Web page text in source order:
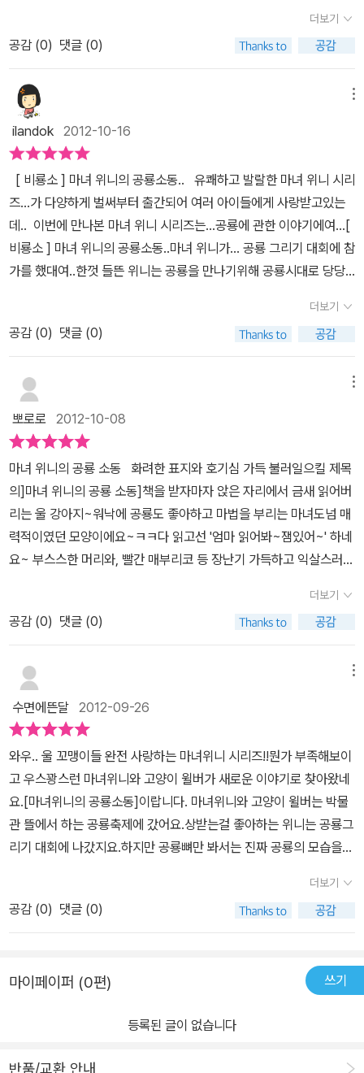
에 넣고 다니는 마술봉과개구리 뒷다리는 빨간코에 앞이 뾰족한 신
발...모두 마녀 위니의 특징적인 캐릭터 입니다.참, 마녀 위니의 주변
녀라는 칭호가 붙었겠지만,위니는 절대 사람들을 헤치거나 하지 않지
요.마녀 위니 시리즈는 보는 이들로 하여금 호기심을 가득 일으켜 주
어요.마녀의 집이 왜 검은색이 되었는지 그 집안의 눈동자들은누구의
것들인지는 앞의 이야기를 봐야겠지만,또, 앞의 시리즈를 모른다고
해서 이야기가 연결되지 않고 그런건 아닌거 같아요.이야기 자체가
아주 유쾌하고 그림도 재미있게 표현되어 있어마녀 위니와 그녀의 친
구 윌버에게도 친근감을 느끼게 됩니다.다음 시리즈에서는 과연 위니
가 또 어떤 소동을 일으킬지벌써부터 기대되는 기분 좋은 유쾌함이
있네요.우리 아이에게 공룡을 만나면 어떻게 할거냐 물어봤거든요.작
초식 공룡은 친하게 지내고 육식 공룡은 눈도 안마주칠거라 합니
다. ㅎㅎ 아이들에게 멋진 상상을 심어주었네요. ^ ^
해서 기발한 그림들을 만나는 행복을 안겨주었다. 특히 한국 어린이
들에게 뜻깊은 이번 책은 한국 어린이들이 그린 공룡 그림이 그림책
의 앞 면지와 뒷 면지를 장식하고 있다.꼭 내 아이의 그림이 아니더라
도 같은 한국 어린이의 그림을 전 세계의 어린이들이 본 다는 생각을
하니 왠지 뿌듯하였다. 코키폴의 그림책에 자신의 그림이 실린 아이
는 얼마나 행복할까 싶다. 흥미로운 것들을 좋아하는 마녀 위니
와 검은 고양이 윌버는 박믈관에 가기를 좋아한다. 어느날 박물관에
서 공룡 축제가 열리는 것을 보고 '공룡 그리기 대회'에 참가한다. 물
론 상을 꼭 받기를 바라는 마녀 위니는 책장에서 두툼한 마법 책을 꺼
내서 공룡 시대로 날아가서 다양한 공룡들을 관찰한다. 그러다가 뿔
이 세 개나 달린 트리케라톱스를 발견하고 얼른 그림으로 그리기 시
작한다. 그리고는 요술지팡이를 통해 자신이 그린 트리케라톱스를
살아있는 것으로 만들어서 그 것을 타고 행사장으로 다시 이동한
다. 다양한 공룡 그림들을 그린 참가자들이 모두 모여있다. 마녀 위니
가 열린다면 자기도 꼭 참가해서 멋진 공룡 그림을 그릴것이라고 호
언 장담을 한다. 그야말로 유쾌한 공룡 소동이다.
더보기
공감 (0) 댓글 (0)
ilandok 2012-10-16
[ 비룡소 ] 마녀 위니의 공룡소동.. 유쾌하고 발랄한 마녀 위니 시리
즈...가 다양하게 벌써부터 출간되어 여러 아이들에게 사랑받고있는
데.. 이번에 만나본 마녀 위니 시리즈는...공룡에 관한 이야기에여...[
비룡소 ] 마녀 위니의 공룡소동..마녀 위니가... 공룡 그리기 대회에 참
가를 했대여..한껏 들뜬 위니는 공룡을 만나기위해 공룡시대로 당당
관에 가는것을 무지 좋아한대여.ㅇ.흥미로움이 가..득한 박물관에는
정말 볼것들이 다양하구 좋대여..박물관 구경에 한참이던 마녀위니
가...'공룡 그리기 대회'라는 문구를 봐여..공룡화석을 자세히 살펴보
고.. 공룡의 모습을 멋지게 그리면 된대여.. 그림대신 공룡 모형을 만
큰..상을 꼭 받고싶어해여..그림 그리기를 하던중 .. 마녀 위니는 좋은
생각이 떠올랐다며 고양이 윌버와 함께 마법을 부려 쌩... 어디론가 떠
나게 되는데... 수리수리 마수리....얍!!하고 마술을 부려 마녀위니와
고양이 윌버가 떠난곳은.. 다름아닌..공룡시대...어마어마한 공룡들이
가..득해여..큰공룡..무서운 공룡... 무지막하게 생긴 공룡..아쿠..무서
워..ㅠㅠ 여기저기 공룡들이 가득한 곳에서 공룡들의 모습을 자세히
살피게 되는데.. 과연?? 마녀위니는... 공룡들을 자세히 보고.. 그림을
잘 그릴수는 있는걸까여???그리도 받고싶어하던 푸짐한 상은 위니
가 받을수있는걸까여??ㅎㅎ <마녀위니의 공룡소동> 이야기를 보
동 이야기는 ..더욱더 이야기에 집중또..집중을 하면서 이야기속 여러
공룡 그림을 보면서 하나둘 설명하느라 바쁘네여..ㅋㅋ 수리수리 마
수리 얍!!! 하고... 마녀 위니처럼 ... 가보고 싶은데는 마술을 걸어서 자
기도 가보구 싶다나..어쩐다나?ㅎㅎ아이의 상상력과 창의력..또 재미
를 더하는 아주 유쾌하고 발랄한 마녀위니와 함께하는 이야기가 아니
었나 싶어여..사랑하는 우리 아이들과 재밌고 즐거운 책읽기시간 함
게 해봐여..ㅎㅎ < 마녀위니의 공룡소동> 이야기와 함께 라면 더더욱
즐거움이 함께 하실껍니다..ㅋㅋㅋ
더보기
공감 (0) 댓글 (0)
뽀로로 2012-10-08
마녀 위니의 공룡 소동 화려한 표지와 호기심 가득 불러일으킬 제목
의]마녀 위니의 공룡 소동]책을 받자마자 앉은 자리에서 금새 읽어버
리는 울 강아지~워낙에 공룡도 좋아하고 마법을 부리는 마녀도넘 매
력적이였던 모양이에요~ㅋㅋ다 읽고선 '엄마 읽어봐~잼있어~' 하네
요~ 부스스한 머리와, 빨간 매부리코 등 장난기 가득하고 익살스러운
관에서 열리는 공룡 그리기 대회에 참가하기 위해그림을 그릴지 모형
을 만들지 고민하네요^^ 마녀 위니와 윌버는 공룡을 그리기 대회에서
1등상을 받고 싶어 공룡 시대로 넘어갔어요~직접 보고 그리면 훨씬
수월하니깐요^^위니가 그린 트리케라톱스~그런데 공룡을 타고 박물
관으로 돌아가고 말았어요^^;;고양이 윌버의 표정이 넘 웃기죠?? 결
과 발표를 하는 박물관 뜰에 위니와 윌버, 공룡이 막 참석하고다들 깜
짝 놀랐어요~참가자 모두 다들 멋진 그림들을 들고 왔는데...과연 마
녀 위니는 1등을 할 수 있을까요??ㅋㅋ 위니는 공룡을 데리고 집으
로 돌아왔는데요~저기 윌버와 즐겁게 노는 작은 공룡 보이시죠???
어떻게 된 것일까요??ㅋㅋㅋ이젠 윌버의 좋은 친구가 된것 같죠??
위니는 잔디위 푹신한 쇼피위에서 휴식을 취하고 있군요^^ 너무 재미
있는 마녀 위니 시리즈~~~표지 앞뒷면에 보면 크레파스로 그린 그
림이 있는데요~요걸 우리나라 어린이들이 그렸다네요~ 마녀 위니
시리즈 전부 읽고 싶다는 울 강아지^^조만간 같이 서점에 나가야할
더보기
공감 (0) 댓글 (0)
수면에뜬달 2012-09-26
와우.. 울 꼬맹이들 완전 사랑하는 마녀위니 시리즈!!뭔가 부족해보이
고 우스꽝스런 마녀위니와 고양이 윌버가 새로운 이야기로 찾아왔네
요.[마녀위니의 공룡소동]이랍니다. 마녀위니와 고양이 윌버는 박물
관 뜰에서 하는 공룡축제에 갔어요.상받는걸 좋아하는 위니는 공룡그
리기 대회에 나갔지요.하지만 공룡뼈만 봐서는 진짜 공룡의 모습을
공룡시대로 날아갔어요.위니는 박물관 뜰에 있는 뼈랑 비슷한 트리케
라톱스를 찾고 열심히 그림을 그리는데.... 이번 이야기도 아이들을 사
로잡을 이야기였네요.마침 저희아이들 방학동안 자연사 박물관에 가
거라고...^^늘 그렇듯 마녀이야기는 웃음과 상상을 동시에 주는 것 같
는지 알수 있어요.제아이가 처음 제손으로 고른 책이 마녀위니였는데
더보기
공감 (0) 댓글 (0)
마이페이퍼 (0편) 쓰기
등록된 글이 없습니다
반품/교환 안내